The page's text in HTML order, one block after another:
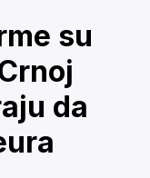
su
da